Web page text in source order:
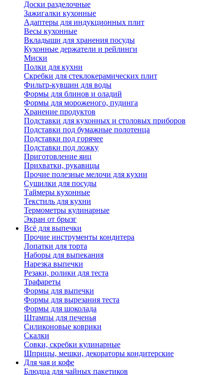
Доски разделочные
Зажигалки кухонные
Адаптеры для индукционных плит
Весы кухонные
Вкладыши для хранения посуды
Кухонные держатели и рейлинги
Миски
Полки для кухни
Скребки для стеклокерамических плит
Фильтр-кувшин для воды
Формы для блинов и оладий
Формы для мороженого, пудинга
Хранение продуктов
Подставки для кухонных и столовых приборов
Подставки под бумажные полотенца
Подставки под горячее
Подставки под ложку
Приготовление яиц
Прихватки, рукавицы
Прочие полезные мелочи для кухни
Сушилки для посуды
Таймеры кухонные
Текстиль для кухни
Термометры кулинарные
Экран от брызг
Всё для выпечки
Прочие инструменты кондитера
Лопатки для торта
Наборы для выпекания
Нарезка выпечки
Резаки, ролики для теста
Трафареты
Формы для выпечки
Формы для вырезания теста
Формы для шоколада
Штампы для печенья
Силиконовые коврики
Скалки
Совки, скребки кулинарные
Шприцы, мешки, декораторы кондитерские
Для чая и кофе
Блюдца для чайных пакетиков